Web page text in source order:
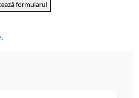
formularul
,